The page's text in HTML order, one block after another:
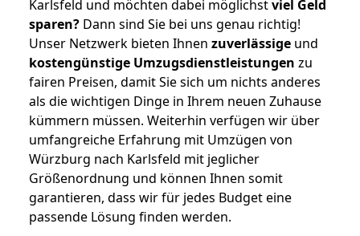
Karlsfeld und möchten dabei möglichstviel Geld
sparen? Dann sind Sie bei uns genau richtig!
Unser Netzwerk bieten Ihnen zuverlässige und
kostengünstige Umzugsdienstleistungen zu
fairen Preisen, damit Sie sich um nichts anderes
als die wichtigen Dinge in Ihrem neuen Zuhause
kümmern müssen. Weiterhin verfügen wir über
umfangreiche Erfahrung mit Umzügen von
Würzburg nach Karlsfeld mit jeglicher
Größenordnung und können Ihnen somit
garantieren, dass wir für jedes Budget eine
passende Lösung finden werden.